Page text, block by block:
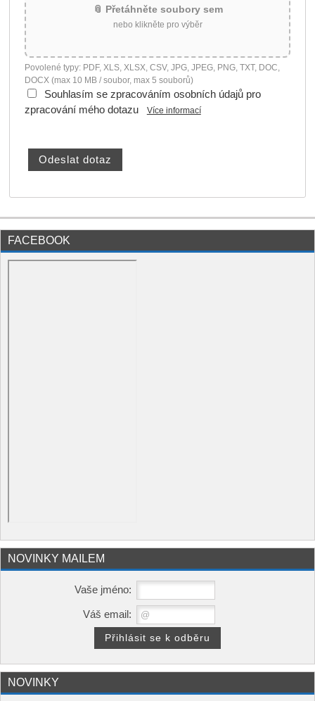
📎 Přetáhněte soubory sem
nebo klikněte pro výběr
Povolené typy: PDF, XLS, XLSX, CSV, JPG, JPEG, PNG, TXT, DOC,
DOCX (max 10 MB / soubor, max 5 souborů)
Souhlasím se zpracováním osobních údajů pro
zpracování mého dotazu
Více informací
FACEBOOK
NOVINKY MAILEM
Vaše jméno:
Váš email:
NOVINKY